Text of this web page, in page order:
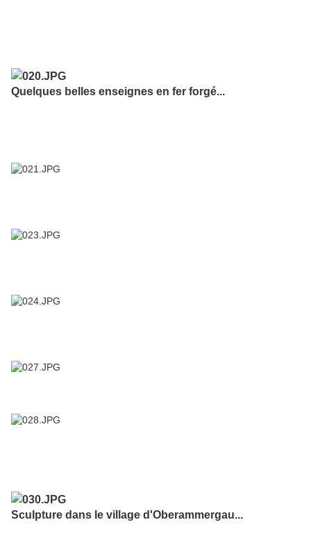
Quelques belles enseignes en fer forgé...
Sculpture dans le village d'Oberammergau...